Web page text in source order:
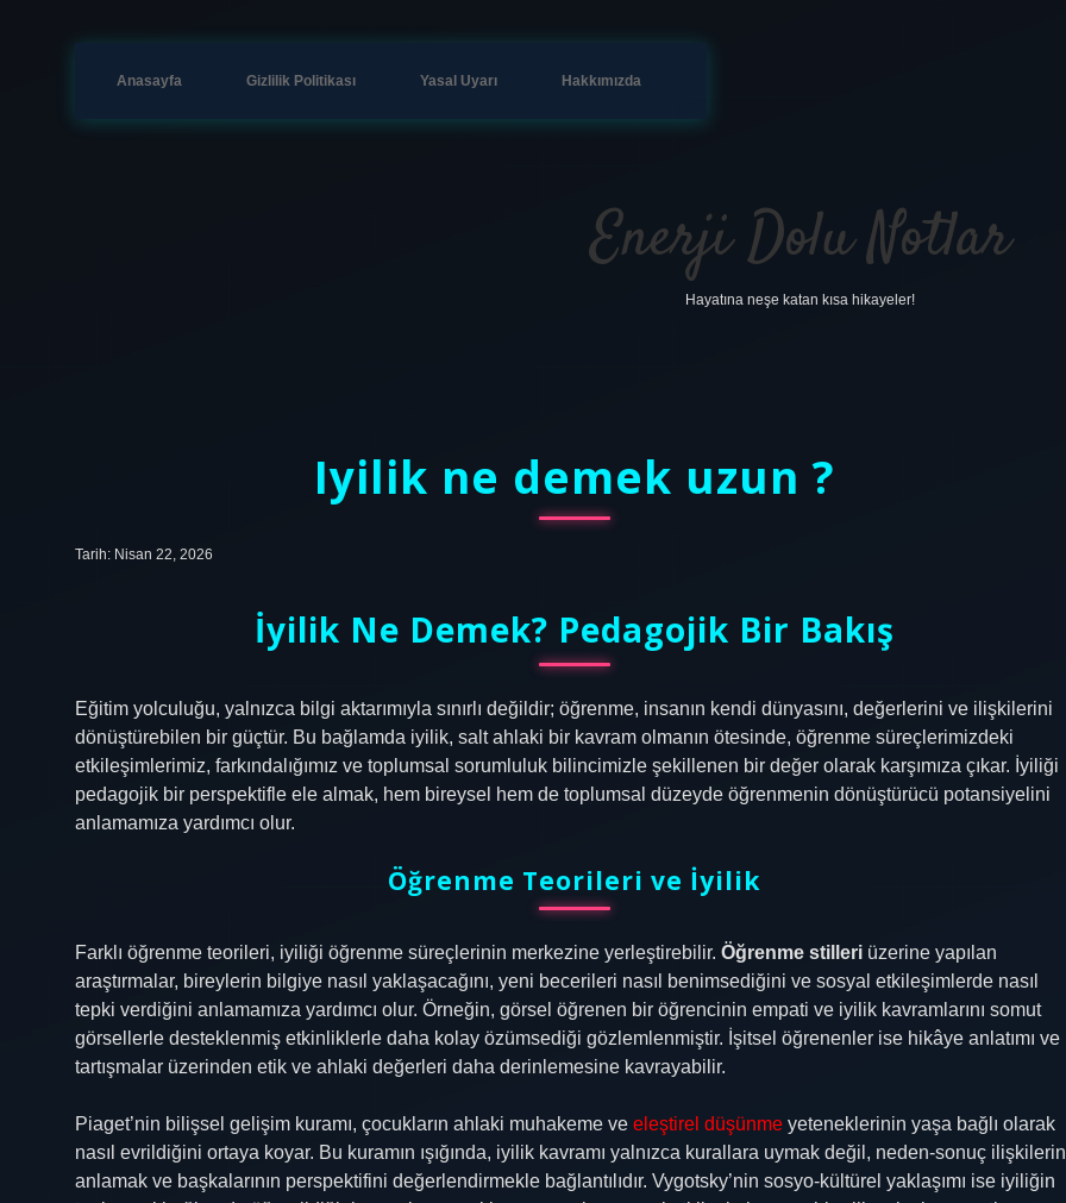
Anasayfa Gizlilik Politikası Yasal Uyarı Hakkımızda
Enerji Dolu Notlar
Hayatına neşe katan kısa hikayeler!
Iyilik ne demek uzun ?
Tarih: Nisan 22, 2026
İyilik Ne Demek? Pedagojik Bir Bakış
Eğitim yolculuğu, yalnızca bilgi aktarımıyla sınırlı değildir; öğrenme, insanın kendi dünyasını, değerlerini ve ilişkilerini
dönüştürebilen bir güçtür. Bu bağlamda iyilik, salt ahlaki bir kavram olmanın ötesinde, öğrenme süreçlerimizdeki
etkileşimlerimiz, farkındalığımız ve toplumsal sorumluluk bilincimizle şekillenen bir değer olarak karşımıza çıkar. İyiliği
pedagojik bir perspektifle ele almak, hem bireysel hem de toplumsal düzeyde öğrenmenin dönüştürücü potansiyelini
anlamamıza yardımcı olur.
Öğrenme Teorileri ve İyilik
Farklı öğrenme teorileri, iyiliği öğrenme süreçlerinin merkezine yerleştirebilir. Öğrenme stilleri üzerine yapılan
araştırmalar, bireylerin bilgiye nasıl yaklaşacağını, yeni becerileri nasıl benimsediğini ve sosyal etkileşimlerde nasıl
tepki verdiğini anlamamıza yardımcı olur. Örneğin, görsel öğrenen bir öğrencinin empati ve iyilik kavramlarını somut
görsellerle desteklenmiş etkinliklerle daha kolay özümsediği gözlemlenmiştir. İşitsel öğrenenler ise hikâye anlatımı ve
tartışmalar üzerinden etik ve ahlaki değerleri daha derinlemesine kavrayabilir.
Piaget’nin bilişsel gelişim kuramı, çocukların ahlaki muhakeme ve eleştirel düşünme yeteneklerinin yaşa bağlı olarak
nasıl evrildiğini ortaya koyar. Bu kuramın ışığında, iyilik kavramı yalnızca kurallara uymak değil, neden-sonuç
anlamak ve başkalarının perspektifini değerlendirmekle bağlantılıdır. Vygotsky’nin sosyo-kültürel yaklaşımı ise iyiliğin